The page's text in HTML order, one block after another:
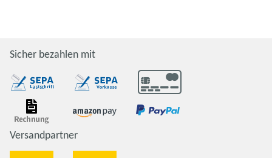
Sicher bezahlen mit
Versandpartner